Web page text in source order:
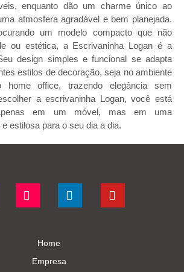
enquanto dão um charme único ao
atmosfera agradável e bem planejada.
um modelo compacto que não
ou estética, a Escrivaninha Logan é a
design simples e funcional se adapta
estilos de decoração, seja no ambiente
office, trazendo elegância sem
a escrivaninha Logan, você está
em um móvel, mas em uma
estilosa para o seu dia a dia.
Home
Empresa